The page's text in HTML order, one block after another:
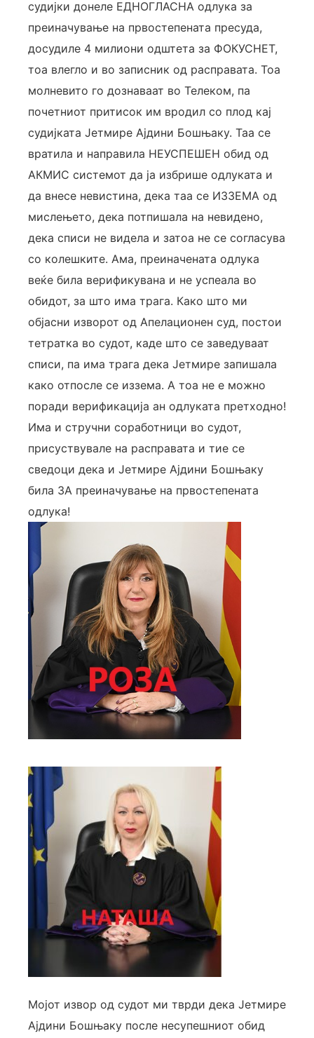
судијки донеле ЕДНОГЛАСНА одлука за
преиначување на првостепената пресуда,
досудиле 4 милиони одштета за ФОКУСНЕТ,
тоа влегло и во записник од расправата. Тоа
молневито го дознаваат во Телеком, па
почетниот притисок им вродил со плод кај
судијката Јетмире Ајдини Бошњаку. Таа се
вратила и направила НЕУСПЕШЕН обид од
АКМИС системот да ја избрише одлуката и
да внесе невистина, дека таа се ИЗЗЕМА од
мислењето, дека потпишала на невидено,
дека списи не видела и затоа не се согласува
со колешките. Ама, преиначената одлука
веќе била верификувана и не успеала во
обидот, за што има трага. Како што ми
објасни изворот од Апелационен суд, постои
тетратка во судот, каде што се заведуваат
списи, па има трага дека Јетмире запишала
како отпосле се иззема. А тоа не е можно
поради верификација ан одлуката претходно!
Има и стручни соработници во судот,
присуствувале на расправата и тие се
сведоци дека и Јетмире Ајдини Бошњаку
била ЗА преиначување на првостепената
одлука!
Мојот извор од судот ми тврди дека Јетмире
Ајдини Бошњаку после несупешниот обид